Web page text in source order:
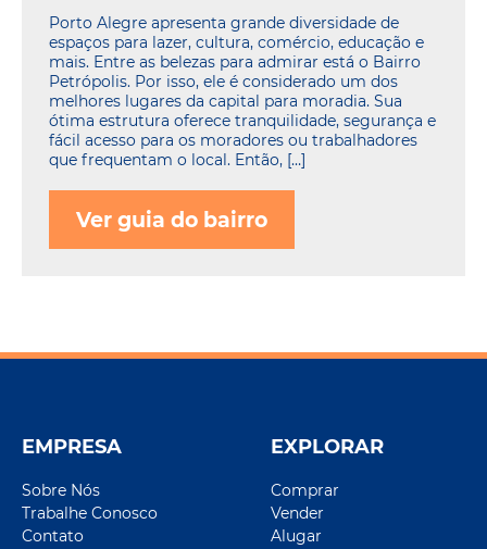
Porto Alegre apresenta grande diversidade de
espaços para lazer, cultura, comércio, educação e
mais. Entre as belezas para admirar está o Bairro
Petrópolis. Por isso, ele é considerado um dos
melhores lugares da capital para moradia. Sua
ótima estrutura oferece tranquilidade, segurança e
fácil acesso para os moradores ou trabalhadores
que frequentam o local. Então, […]
Ver guia do bairro
EMPRESA
Sobre Nós
Trabalhe Conosco
Contato
EXPLORAR
Comprar
Vender
Alugar